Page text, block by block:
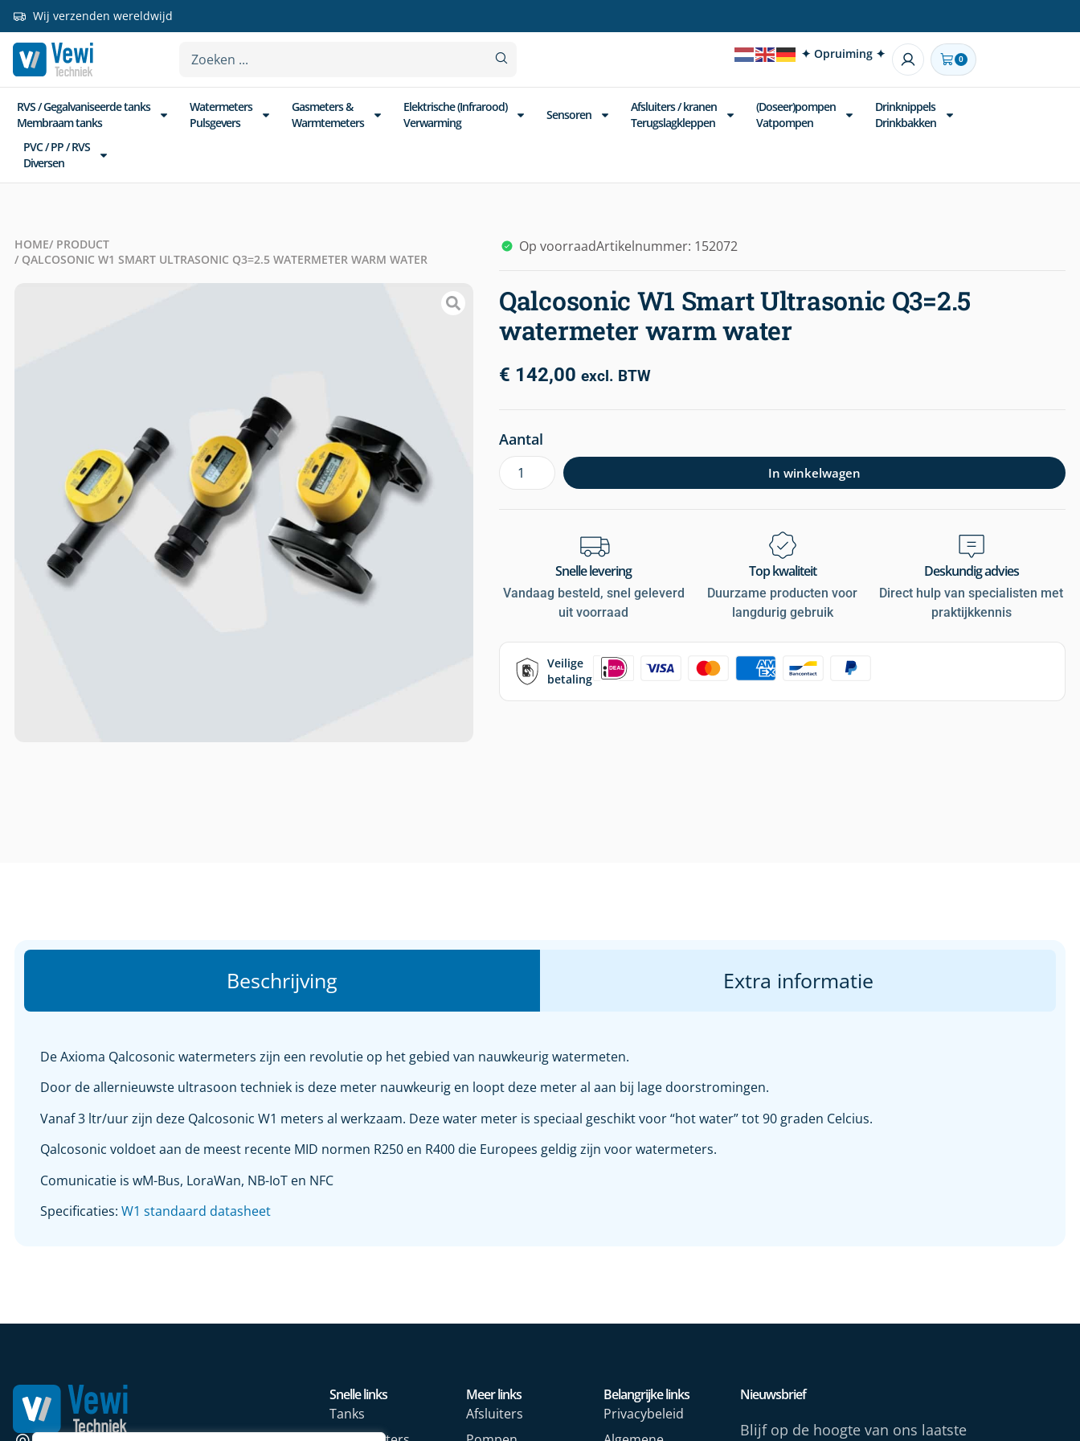
Wij verzenden wereldwijd
✦ Opruiming ✦ 0
RVS / Gegalvaniseerde tanks
Membraam tanks
Watermeters
Pulsgevers
Gasmeters &
Warmtemeters
Elektrische (Infrarood)
Verwarming
Sensoren
Afsluiters / kranen
Terugslagkleppen
(Doseer)pompen
Vatpompen
Drinknippels
Drinkbakken
PVC / PP / RVS
Diversen
HOME/ PRODUCT
/ QALCOSONIC W1 SMART ULTRASONIC Q3=2.5 WATERMETER WARM WATER
Op voorraadArtikelnummer: 152072
Qalcosonic W1 Smart Ultrasonic Q3=2.5
watermeter warm water
€ 142,00 excl. BTW
Aantal
In winkelwagen
Snelle levering
Vandaag besteld, snel geleverd
uit voorraad
Top kwaliteit
Duurzame producten voor
langdurig gebruik
Deskundig advies
Direct hulp van specialisten met
praktijkkennis
Veilige
betaling
Beschrijving Extra informatie
De Axioma Qalcosonic watermeters zijn een revolutie op het gebied van nauwkeurig watermeten.
Door de allernieuwste ultrasoon techniek is deze meter nauwkeurig en loopt deze meter al aan bij lage doorstromingen.
Vanaf 3 ltr/uur zijn deze Qalcosonic W1 meters al werkzaam. Deze water meter is speciaal geschikt voor “hot water” tot 90 graden Celcius.
Qalcosonic voldoet aan de meest recente MID normen R250 en R400 die Europees geldig zijn voor watermeters.
Comunicatie is wM-Bus, LoraWan, NB-IoT en NFC
Specificaties: W1 standaard datasheet
Snelle links
Tanks
Meer links
Afsluiters
Belangrijke links
Privacybeleid
Nieuwsbrief
Blijf op de hoogte van ons laatste